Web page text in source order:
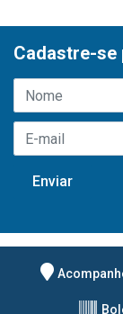
Cadastre-se